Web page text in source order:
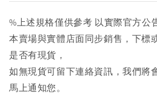
%上述規格僅供參考 以實際官方公
本賣場與實體店面同步銷售，下標
是否有現貨，
如無現貨可留下連絡資訊，我們將
馬上通知您。